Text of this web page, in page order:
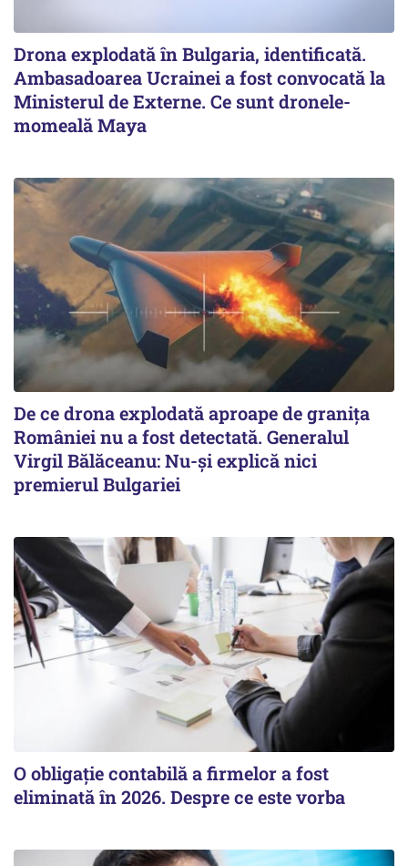
Drona explodată în Bulgaria, identificată.
Ambasadoarea Ucrainei a fost convocată la
Ministerul de Externe. Ce sunt dronele-
momeală Maya
De ce drona explodată aproape de granița
României nu a fost detectată. Generalul
Virgil Bălăceanu: Nu-și explică nici
premierul Bulgariei
O obligație contabilă a firmelor a fost
eliminată în 2026. Despre ce este vorba